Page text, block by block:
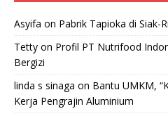
Asyifa on Pabrik Tapioka di Siak-
Tetty on Profil PT Nutrifood
Bergizi
linda s sinaga on Bantu UMKM,
Kerja Pengrajin Aluminium